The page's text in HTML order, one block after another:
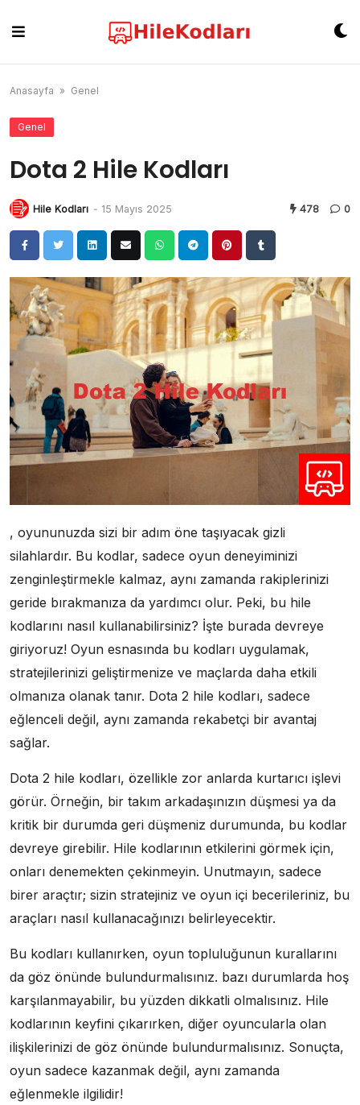
content
Anasayfa » Genel
Genel
Dota 2 Hile Kodları
Hile Kodları - 15 Mayıs 2025 478 0
, oyununuzda sizi bir adım öne taşıyacak gizli
silahlardır. Bu kodlar, sadece oyun deneyiminizi
zenginleştirmekle kalmaz, aynı zamanda rakiplerinizi
geride bırakmanıza da yardımcı olur. Peki, bu hile
kodlarını nasıl kullanabilirsiniz? İşte burada devreye
giriyoruz! Oyun esnasında bu kodları uygulamak,
stratejilerinizi geliştirmenize ve maçlarda daha etkili
olmanıza olanak tanır. Dota 2 hile kodları, sadece
eğlenceli değil, aynı zamanda rekabetçi bir avantaj
sağlar.
Dota 2 hile kodları, özellikle zor anlarda kurtarıcı işlevi
görür. Örneğin, bir takım arkadaşınızın düşmesi ya da
kritik bir durumda geri düşmeniz durumunda, bu kodlar
devreye girebilir. Hile kodlarının etkilerini görmek için,
onları denemekten çekinmeyin. Unutmayın, sadece
birer araçtır; sizin stratejiniz ve oyun içi becerileriniz, bu
araçları nasıl kullanacağınızı belirleyecektir.
Bu kodları kullanırken, oyun topluluğunun kurallarını
da göz önünde bulundurmalısınız. bazı durumlarda hoş
karşılanmayabilir, bu yüzden dikkatli olmalısınız. Hile
kodlarının keyfini çıkarırken, diğer oyuncularla olan
ilişkilerinizi de göz önünde bulundurmalısınız. Sonuçta,
oyun sadece kazanmak değil, aynı zamanda
eğlenmekle ilgilidir!